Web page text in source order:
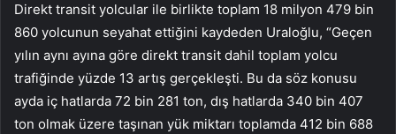
Direkt transit yolcular ile birlikte toplam 18 milyon 479 bin
860 yolcunun seyahat ettiğini kaydeden Uraloğlu, “Geçen
yılın aynı ayına göre direkt transit dahil toplam yolcu
trafiğinde yüzde 13 artış gerçekleşti. Bu da söz konusu
ayda iç hatlarda 72 bin 281 ton, dış hatlarda 340 bin 407
ton olmak üzere taşınan yük miktarı toplamda 412 bin 688